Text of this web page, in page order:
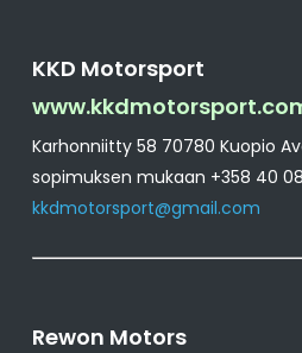
KKD Motorsport
Karhonniitty 58 70780 Kuopio
sopimuksen mukaan +358 40
kkdmotorsport@gmail.com
Rewon Motors